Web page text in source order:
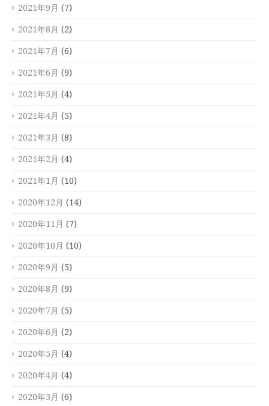
2021年9月 (7)
2021年8月 (2)
2021年7月 (6)
2021年6月 (9)
2021年5月 (4)
2021年4月 (5)
2021年3月 (8)
2021年2月 (4)
2021年1月 (10)
2020年12月 (14)
2020年11月 (7)
2020年10月 (10)
2020年9月 (5)
2020年8月 (9)
2020年7月 (5)
2020年6月 (2)
2020年5月 (4)
2020年4月 (4)
2020年3月 (6)